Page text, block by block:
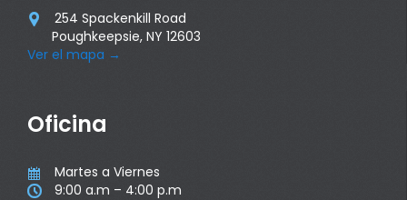

254 Spackenkill Road
Poughkeepsie, NY 12603
Ver el mapa →
Oficina
 Martes a Viernes
 9:00 a.m – 4:00 p.m